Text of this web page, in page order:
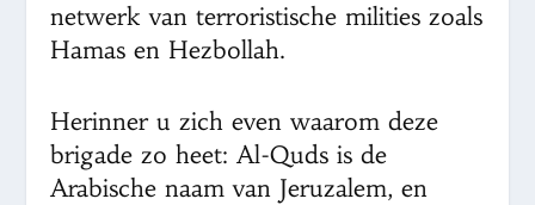
netwerk van terroristische milities zoals
Hamas en Hezbollah.
Herinner u zich even waarom deze
brigade zo heet: Al-Quds is de
Arabische naam van Jeruzalem, en